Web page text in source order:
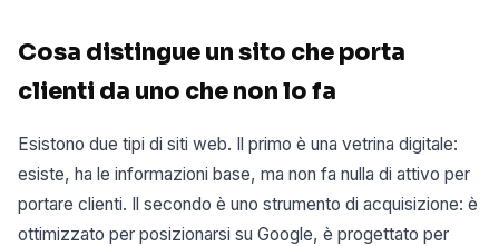
Cosa distingue un sito che porta
clienti da uno che non lo fa
Esistono due tipi di siti web. Il primo è una vetrina digitale:
esiste, ha le informazioni base, ma non fa nulla di attivo per
portare clienti. Il secondo è uno strumento di acquisizione: è
ottimizzato per posizionarsi su Google, è progettato per